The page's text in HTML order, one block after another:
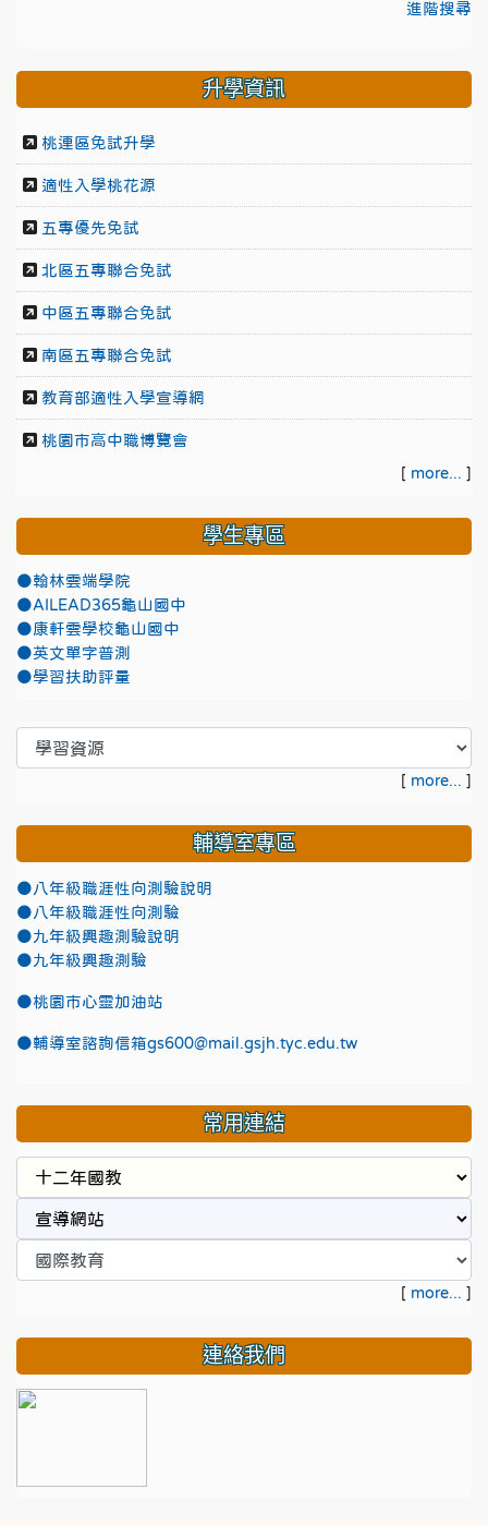
進階搜尋
升學資訊
桃連區免試升學
適性入學桃花源
五專優先免試
北區五專聯合免試
中區五專聯合免試
南區五專聯合免試
教育部適性入學宣導網
桃園市高中職博覽會
[ more... ]
學生專區
●翰林雲端學院
●AILEAD365龜山國中
●康軒雲學校龜山國中
●英文單字普測
●學習扶助評量
[ more... ]
輔導室專區
●八年級職涯性向測驗說明
●八年級職涯性向測驗
●九年級興趣測驗說明
●九年級興趣測驗
●桃園市心靈加油站
●輔導室諮詢信箱gs600@mail.gsjh.tyc.edu.tw
常用連結
[ more... ]
連絡我們